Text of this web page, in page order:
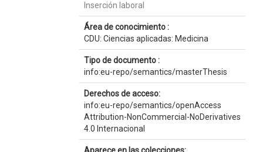
Inserción laboral
Área de conocimiento :
CDU: Ciencias aplicadas: Medicina
Tipo de documento :
info:eu-repo/semantics/masterThesis
Derechos de acceso:
info:eu-repo/semantics/openAccess
Attribution-NonCommercial-NoDerivatives
4.0 Internacional